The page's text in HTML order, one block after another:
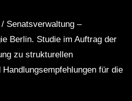
Senatsverwaltung –
Berlin. Studie im Auftrag der
zu strukturellen
für die